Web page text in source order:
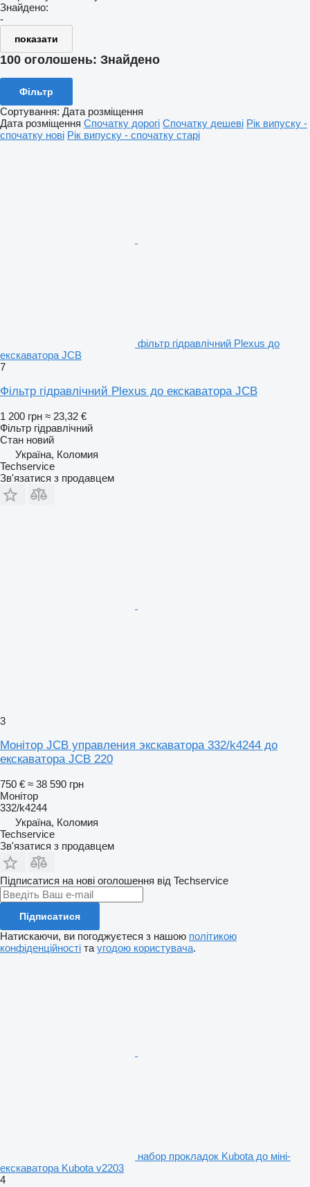
Знайдено:
-
показати
100 оголошень: Знайдено
Фільтр
Сортування: Дата розміщення
Дата розміщення Спочатку дорогі Спочатку дешеві Рік випуску -
спочатку нові Рік випуску - спочатку старі
фільтр гідравлічний Plexus до
екскаватора JCB
7
Фільтр гідравлічний Plexus до екскаватора JCB
1 200 грн ≈ 23,32 €
Фільтр гідравлічний
Стан новий
Україна, Коломия
Techservice
Зв'язатися з продавцем
3
Монітор JCB управления экскаватора 332/k4244 до
екскаватора JCB 220
750 € ≈ 38 590 грн
Монітор
332/k4244
Україна, Коломия
Techservice
Зв'язатися з продавцем
Підписатися на нові оголошення від Techservice
Підписатися
Натискаючи, ви погоджуєтеся з нашою політикою
конфіденційності та угодою користувача.
набор прокладок Kubota до міні-
екскаватора Kubota v2203
4